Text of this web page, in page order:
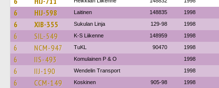
6 HIJ-598 Laitinen 148835 1998
6 XIB-355 Sukulan Linja 129-98 1998
6 SIL-549 K-S Liikenne 148959 1998
6 NCM-947 TuKL 90470 1998
6 IIS-493 Komulainen P & O 1998
6 IIJ-190 Wendelin Transport 1998
6 CCM-149 Koskinen 905-98 1998